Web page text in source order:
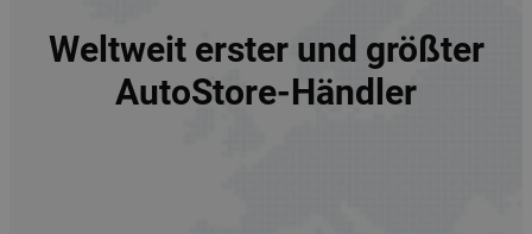
Weltweit erster und größter
AutoStore-Händler